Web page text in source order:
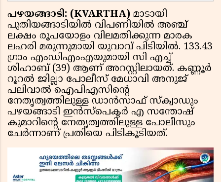
പഴയങ്ങാടി: (KVARTHA) മാടായി
പുതിയങ്ങാടിയിൽ വിപണിയിൽ അഞ്ച്
ലക്ഷം രൂപയോളം വിലമതിക്കുന്ന മാരക
ലഹരി മരുന്നുമായി യുവാവ് പിടിയിൽ. 133.43
ഗ്രാം എംഡിഎംഎയുമായി സി എച്ച്
ശിഹാബ് (39) ആണ് അറസ്റ്റിലായത്. കണ്ണൂർ
റൂറൽ ജില്ലാ പോലീസ് മേധാവി അനുജ്
പലിവാൽ ഐപിഎസിൻ്റെ
നേതൃത്വത്തിലുള്ള ഡാൻസാഫ് സ്ക്വാഡും
പഴയങ്ങാടി ഇൻസ്പെക്ടർ എ സന്തോഷ്
കുമാറിൻ്റെ നേതൃത്വത്തിലുള്ള പോലീസും
ചേർന്നാണ് പ്രതിയെ പിടികൂടിയത്.